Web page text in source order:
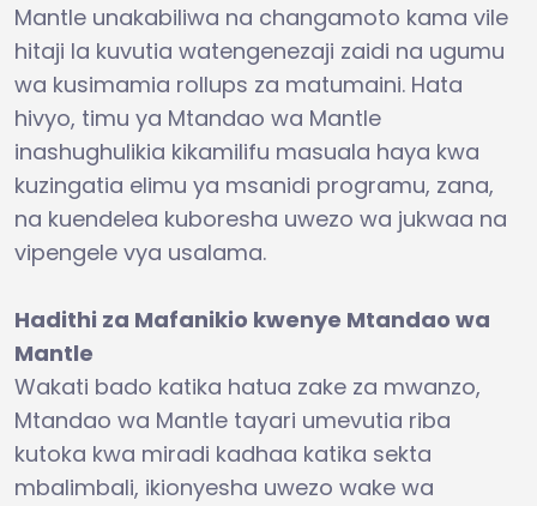
Mantle unakabiliwa na changamoto kama vile
hitaji la kuvutia watengenezaji zaidi na ugumu
wa kusimamia rollups za matumaini. Hata
hivyo, timu ya Mtandao wa Mantle
inashughulikia kikamilifu masuala haya kwa
kuzingatia elimu ya msanidi programu, zana,
na kuendelea kuboresha uwezo wa jukwaa na
vipengele vya usalama.
Hadithi za Mafanikio kwenye Mtandao wa
Mantle
Wakati bado katika hatua zake za mwanzo,
Mtandao wa Mantle tayari umevutia riba
kutoka kwa miradi kadhaa katika sekta
mbalimbali, ikionyesha uwezo wake wa